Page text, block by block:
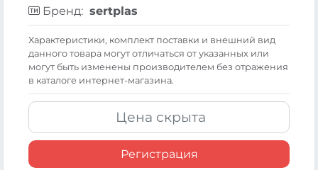
Бренд: sertplas
Xарактеристики, комплект поставки и внешний вид
данного товара могут отличаться от указанных или
могут быть изменены производителем без отражения
в каталоге интернет-магазина.
Цена скрыта
Регистрация